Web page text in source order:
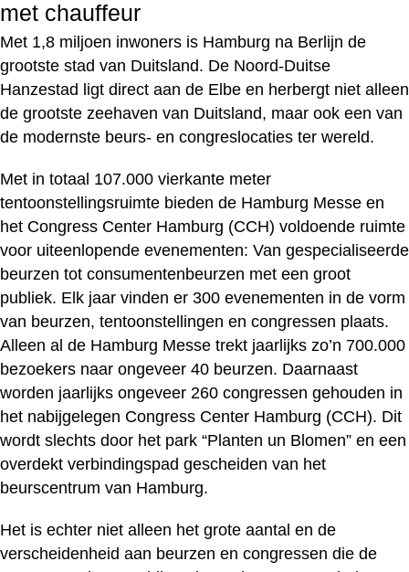
met chauffeur
Met 1,8 miljoen inwoners is Hamburg na Berlijn de
grootste stad van Duitsland. De Noord-Duitse
Hanzestad ligt direct aan de Elbe en herbergt niet alleen
de grootste zeehaven van Duitsland, maar ook een van
de modernste beurs- en congreslocaties ter wereld.
Met in totaal 107.000 vierkante meter
tentoonstellingsruimte bieden de Hamburg Messe en
het Congress Center Hamburg (CCH) voldoende ruimte
voor uiteenlopende evenementen: Van gespecialiseerde
beurzen tot consumentenbeurzen met een groot
publiek. Elk jaar vinden er 300 evenementen in de vorm
van beurzen, tentoonstellingen en congressen plaats.
Alleen al de Hamburg Messe trekt jaarlijks zo’n 700.000
bezoekers naar ongeveer 40 beurzen. Daarnaast
worden jaarlijks ongeveer 260 congressen gehouden in
het nabijgelegen Congress Center Hamburg (CCH). Dit
wordt slechts door het park “Planten un Blomen” en een
overdekt verbindingspad gescheiden van het
beurscentrum van Hamburg.
Het is echter niet alleen het grote aantal en de
verscheidenheid aan beurzen en congressen die de